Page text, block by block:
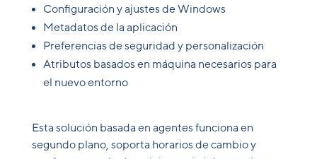
Configuración y ajustes de Windows
Metadatos de la aplicación
Preferencias de seguridad y personalización
Atributos basados en máquina necesarios para
el nuevo entorno
Esta solución basada en agentes funciona en
segundo plano, soporta horarios de cambio y